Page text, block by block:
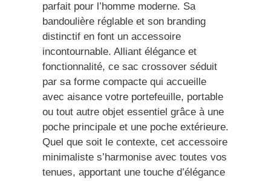
parfait pour l’homme moderne. Sa
bandoulière réglable et son branding
distinctif en font un accessoire
incontournable. Alliant élégance et
fonctionnalité, ce sac crossover séduit
par sa forme compacte qui accueille
avec aisance votre portefeuille, portable
ou tout autre objet essentiel grâce à une
poche principale et une poche extérieure.
Quel que soit le contexte, cet accessoire
minimaliste s’harmonise avec toutes vos
tenues, apportant une touche d’élégance